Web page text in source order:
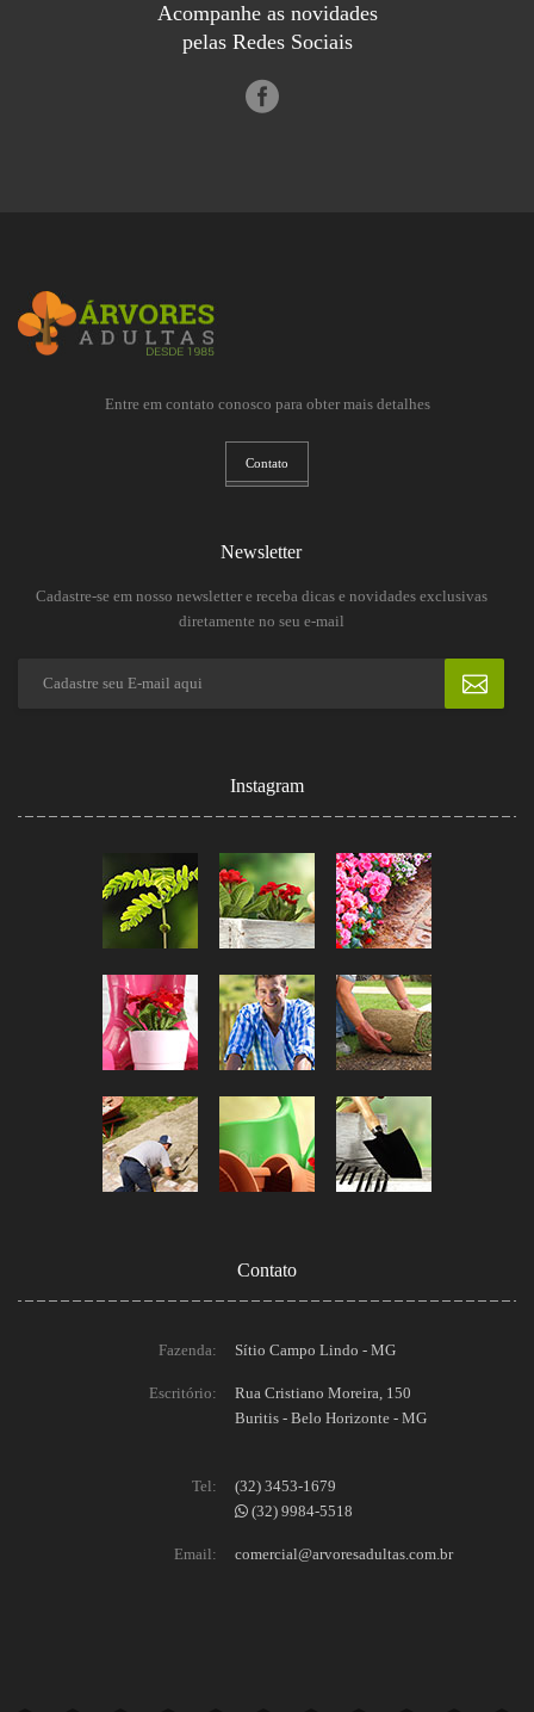
Acompanhe as novidades
pelas Redes Sociais
Entre em contato conosco para obter mais detalhes
Contato
Newsletter
Cadastre-se em nosso newsletter e receba dicas e novidades exclusivas
diretamente no seu e-mail
Instagram
Contato
Fazenda: Sítio Campo Lindo - MG
Escritório:
Rua Cristiano Moreira, 150
Buritis - Belo Horizonte - MG
Tel:
(32) 3453-1679
(32) 9984-5518
Email: comercial@arvoresadultas.com.br